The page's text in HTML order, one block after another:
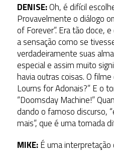
DENISE:Oh, é difícil
Provavelmente o diálogo
of Forever”. Era tão doce,
a sensação como se
verdadeiramente suas
especial e assim muito
havia outras coisas. O
Lourns for Adonais?” E o
“Doomsday Machine!”
dando o famoso discurso,
mais”, que é uma tomada
MIKE:É uma interpretação